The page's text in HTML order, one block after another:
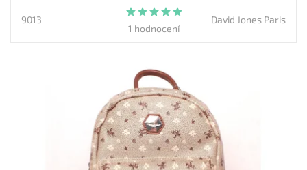
9013
1 hodnocení
David Jones Paris